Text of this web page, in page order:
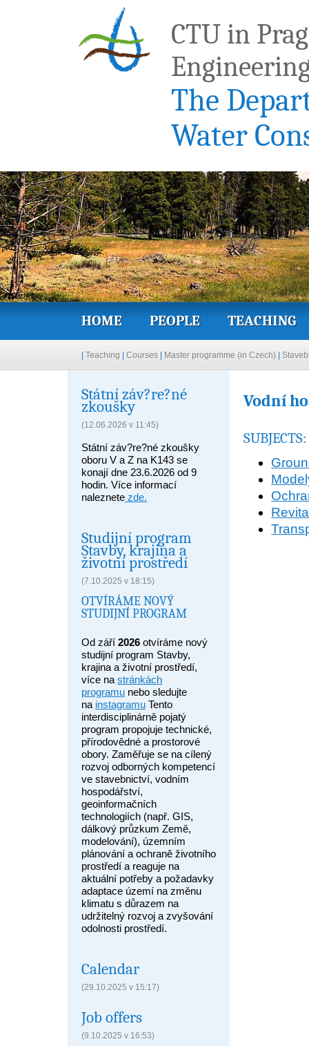
CTU in
The
Water
HOME PEOPLE TEACHING
| Teaching | Courses | Master programme (in Czech) |
Státní záv?re?né
zkoušky
(12.06.2026 v 11:45)
Státní záv?re?né zkoušky
oboru V a Z na K143 se
konají dne 23.6.2026 od 9
hodin. Více informací
naleznete zde.
Studijní program
Stavby, krajina a
životní prostředí
(7.10.2025 v 18:15)
OTVÍRÁME NOVÝ
STUDIJNÍ PROGRAM
Od září 2026 otvíráme nový
studijní program Stavby,
krajina a životní prostředí,
více na stránkách
programu nebo sledujte
na instagramu Tento
interdisciplinárně pojatý
program propojuje technické,
přírodovědné a prostorové
obory. Zaměřuje se na cílený
rozvoj odborných kompetencí
ve stavebnictví, vodním
hospodářství,
geoinformačních
technologiích (např. GIS,
dálkový průzkum Země,
modelování), územním
plánování a ochraně životního
prostředí a reaguje na
aktuální potřeby a požadavky
adaptace území na změnu
klimatu s důrazem na
udržitelný rozvoj a zvyšování
odolnosti prostředí.
Calendar
(29.10.2025 v 15:17)
Job offers
(9.10.2025 v 16:53)
Vodní
SUBJECTS: